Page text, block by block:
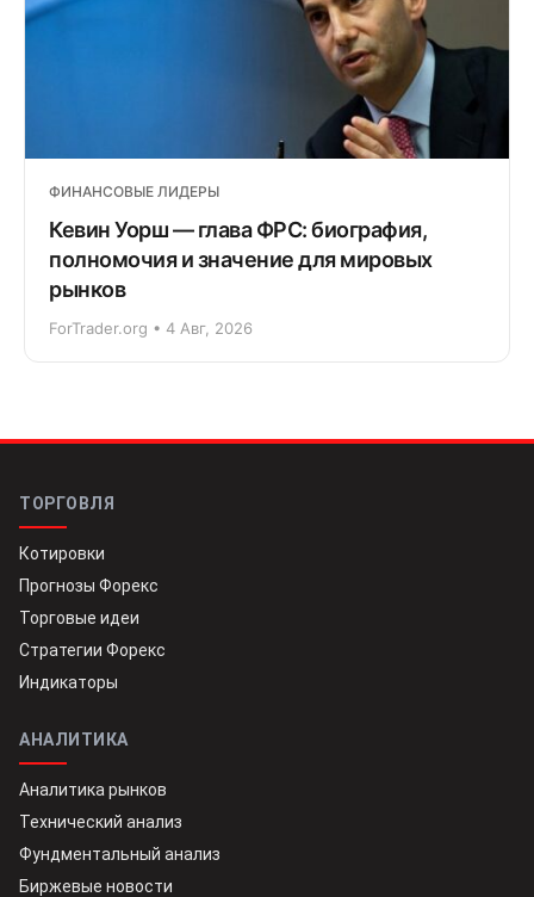
ФИНАНСОВЫЕ ЛИДЕРЫ
Кевин Уорш — глава ФРС: биография,
полномочия и значение для мировых
рынков
ForTrader.org • 4 Авг, 2026
ТОРГОВЛЯ
Котировки
Прогнозы Форекс
Торговые идеи
Стратегии Форекс
Индикаторы
АНАЛИТИКА
Аналитика рынков
Технический анализ
Фундментальный анализ
Биржевые новости